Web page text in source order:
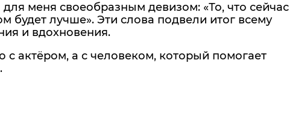
меня своеобразным девизом: «То, что сейчас
будет лучше». Эти слова подвели итог всему
и вдохновения.
актёром, а с человеком, который помогает